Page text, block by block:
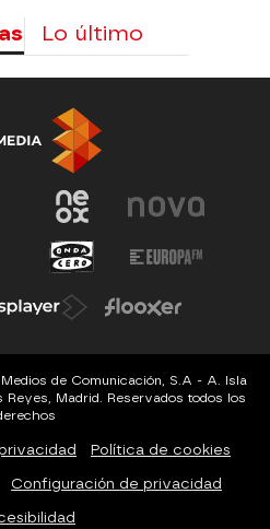
Lo último
de Comunicación, S.A - A. Isla
Reyes, Madrid. Reservados todos los
Política de cookies
Configuración de privacidad